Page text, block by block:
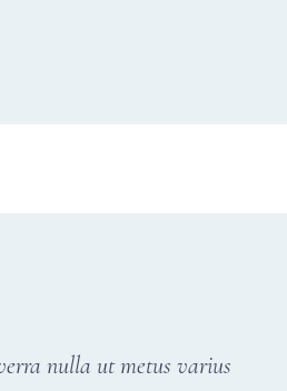
nulla ut metus varius